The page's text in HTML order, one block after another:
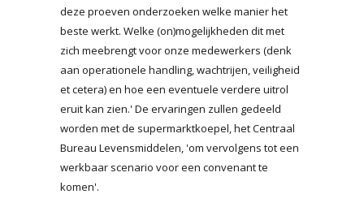
deze proeven onderzoeken welke manier het
beste werkt. Welke (on)mogelijkheden dit met
zich meebrengt voor onze medewerkers (denk
aan operationele handling, wachtrijen, veiligheid
et cetera) en hoe een eventuele verdere uitrol
eruit kan zien.' De ervaringen zullen gedeeld
worden met de supermarktkoepel, het Centraal
Bureau Levensmiddelen, 'om vervolgens tot een
werkbaar scenario voor een convenant te
komen'.